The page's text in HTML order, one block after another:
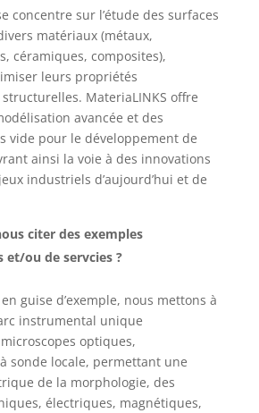
concentre sur l’étude des surfaces
matériaux (métaux,
céramiques, composites),
leurs propriétés
MateriaLINKS offre
avancée et des
vide pour le développement de
ainsi la voie à des innovations
industriels d’aujourd’hui et de
citer des exemples
et/ou de servcies ?
guise d’exemple, nous mettons à
instrumental unique
optiques,
sonde locale, permettant une
de la morphologie, des
électriques, magnétiques,